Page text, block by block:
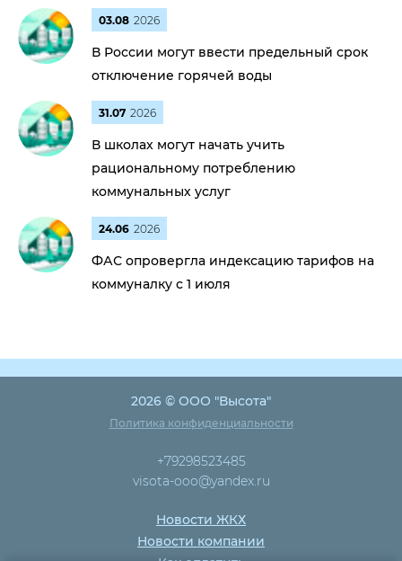
03.08 2026
В России могут ввести предельный срок
отключение горячей воды
31.07 2026
В школах могут начать учить
рациональному потреблению
коммунальных услуг
24.06 2026
ФАС опровергла индексацию тарифов на
коммуналку с 1 июля
2026 © ООО "Высота"
Политика конфиденциальности
+79298523485
visota-ooo@yandex.ru
Новости ЖКХ
Новости компании